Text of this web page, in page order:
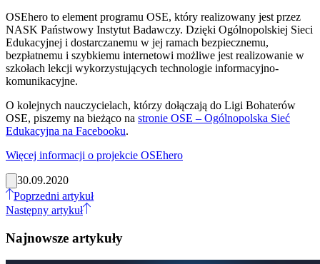
OSEhero to element programu OSE, który realizowany jest przez
NASK Państwowy Instytut Badawczy. Dzięki Ogólnopolskiej Sieci
Edukacyjnej i dostarczanemu w jej ramach bezpiecznemu,
bezpłatnemu i szybkiemu internetowi możliwe jest realizowanie w
szkołach lekcji wykorzystujących technologie informacyjno-
komunikacyjne.
O kolejnych nauczycielach, którzy dołączają do Ligi Bohaterów
OSE, piszemy na bieżąco na stronie OSE – Ogólnopolska Sieć
Edukacyjna na Facebooku.
Więcej informacji o projekcie OSEhero
30.09.2020
Poprzedni artykuł
Następny artykuł
Najnowsze artykuły